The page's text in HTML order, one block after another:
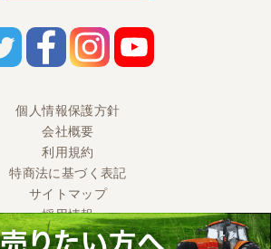
個人情報保護方針
会社概要
利用規約
特商法に基づく表記
サイトマップ
採用情報